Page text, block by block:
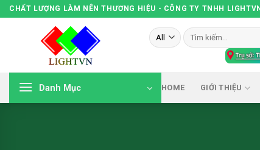
SkipCHẤT LƯỢNG LÀM NÊN THƯƠNG HIỆU - CÔNG TY TNHH LIGHTVN
Tìm
kiếm:
Danh Mục HOME GIỚI THIỆU